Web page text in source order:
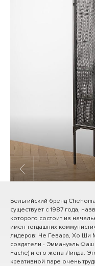
Бельгийский бренд
существует с 1987 года,
которого состоит из
имён тогдашних
лидеров: Че Гевара, Хо Ши
создатели - Эммануэль Фаш
Fache) и его жена Линда.
креативной паре очень